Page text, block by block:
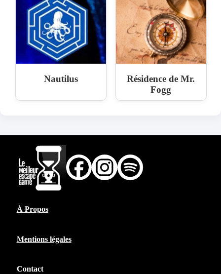
Nautilus
Résidence de Mr.
Fogg
À Propos
Mentions légales
Contact